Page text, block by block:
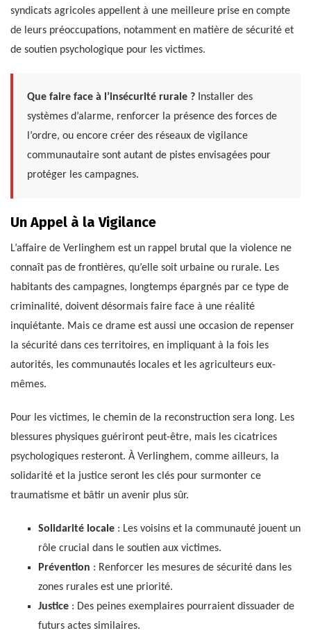
syndicats agricoles appellent à une meilleure prise en compte
de leurs préoccupations, notamment en matière de sécurité et
de soutien psychologique pour les victimes.
Que faire face à l’insécurité rurale ? Installer des
systèmes d’alarme, renforcer la présence des forces de
l’ordre, ou encore créer des réseaux de vigilance
communautaire sont autant de pistes envisagées pour
protéger les campagnes.
Un Appel à la Vigilance
L’affaire de Verlinghem est un rappel brutal que la violence ne
connaît pas de frontières, qu’elle soit urbaine ou rurale. Les
habitants des campagnes, longtemps épargnés par ce type de
criminalité, doivent désormais faire face à une réalité
inquiétante. Mais ce drame est aussi une occasion de repenser
la sécurité dans ces territoires, en impliquant à la fois les
autorités, les communautés locales et les agriculteurs eux-
mêmes.
Pour les victimes, le chemin de la reconstruction sera long. Les
blessures physiques guériront peut-être, mais les cicatrices
psychologiques resteront. À Verlinghem, comme ailleurs, la
solidarité et la justice seront les clés pour surmonter ce
traumatisme et bâtir un avenir plus sûr.
Solidarité locale : Les voisins et la communauté jouent un
rôle crucial dans le soutien aux victimes.
Prévention : Renforcer les mesures de sécurité dans les
zones rurales est une priorité.
Justice : Des peines exemplaires pourraient dissuader de
futurs actes similaires.